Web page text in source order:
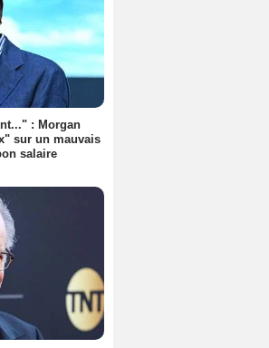
: Morgan
sur un mauvais
salaire